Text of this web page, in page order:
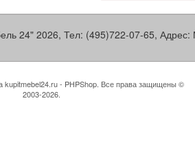
24" 2026, Тел: (495)722-07-65, Адрес:
kupitmebel24.ru - PHPShop. Все права защищены ©
2003-2026.